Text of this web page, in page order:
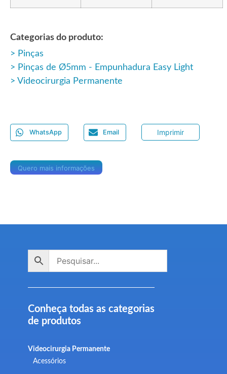
Categorias do produto:
Pinças
Pinças de Ø5mm - Empunhadura Easy Light
Videocirurgia Permanente
WhatsApp Email Imprimir
Quero mais informações
Conheça todas as categorias
de produtos
Videocirurgia Permanente
Acessórios